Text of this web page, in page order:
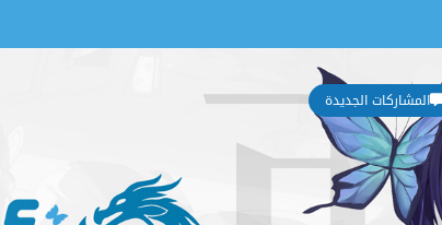
المشاركات الجديدة